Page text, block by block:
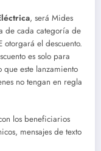
, será Mides
de cada categoría de
otorgará el descuento.
es solo para
este lanzamiento
no tengan en regla
los beneficiarios
mensajes de texto